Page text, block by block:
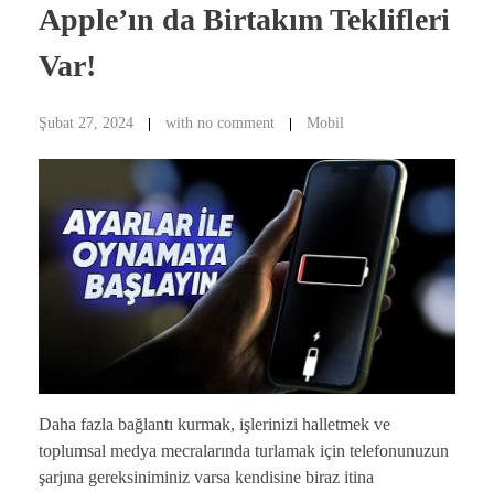
Apple’ın da Birtakım Teklifleri
Var!
Şubat 27, 2024 with no comment Mobil
Daha fazla bağlantı kurmak, işlerinizi halletmek ve
toplumsal medya mecralarında turlamak için telefonunuzun
şarjına gereksiniminiz varsa kendisine biraz itina